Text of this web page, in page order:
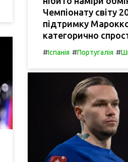
Чемпіонату світу
підтримку
категорично
#Іспанія #Португалія #